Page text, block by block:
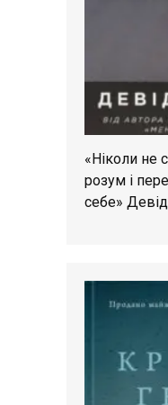
«Ніколи не
розум і
себе» Девід